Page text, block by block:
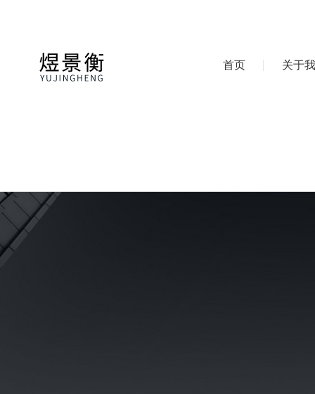
首页 关于